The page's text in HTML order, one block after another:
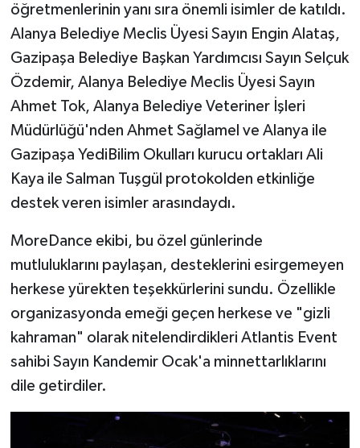
öğretmenlerinin yanı sıra önemli isimler de katıldı.
Alanya Belediye Meclis Üyesi Sayın Engin Alataş,
Gazipaşa Belediye Başkan Yardımcısı Sayın Selçuk
Özdemir, Alanya Belediye Meclis Üyesi Sayın
Ahmet Tok, Alanya Belediye Veteriner İşleri
Müdürlüğü'nden Ahmet Sağlamel ve Alanya ile
Gazipaşa YediBilim Okulları kurucu ortakları Ali
Kaya ile Salman Tuşgül protokolden etkinliğe
destek veren isimler arasındaydı.
MoreDance ekibi, bu özel günlerinde
mutluluklarını paylaşan, desteklerini esirgemeyen
herkese yürekten teşekkürlerini sundu. Özellikle
organizasyonda emeği geçen herkese ve "gizli
kahraman" olarak nitelendirdikleri Atlantis Event
sahibi Sayın Kandemir Ocak'a minnettarlıklarını
dile getirdiler.